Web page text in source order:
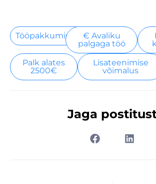
Tööpakkumised
€ Avaliku
palgaga töö
Palk alates
2500€
Lisateenimise
võimalus
Jaga